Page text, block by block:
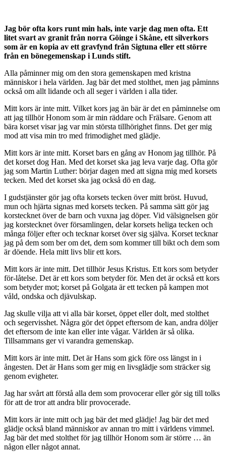
Jag bör ofta kors runt min hals, inte varje dag men ofta. Ett
litet svart av granit från norra Göinge i Skåne, ett silverkors
som är en kopia av ett gravfynd från Sigtuna eller ett större
från en bönegemenskap i Lunds stift.
Alla påminner mig om den stora gemenskapen med kristna
människor i hela världen. Jag bär det med stolthet, men jag påminns
också om allt lidande och all seger i världen i alla tider.
Mitt kors är inte mitt. Vilket kors jag än bär är det en påminnelse om
att jag tillhör Honom som är min räddare och Frälsare. Genom att
bära korset visar jag var min största tillhörighet finns. Det ger mig
mod att visa min tro med frimodighet med glädje.
Mitt kors är inte mitt. Korset bars en gång av Honom jag tillhör. På
det korset dog Han. Med det korset ska jag leva varje dag. Ofta gör
jag som Martin Luther: börjar dagen med att signa mig med korsets
tecken. Med det korset ska jag också dö en dag.
I gudstjänster gör jag ofta korsets tecken över mitt bröst. Huvud,
mun och hjärta signas med korsets tecken. På samma sätt gör jag
korstecknet över de barn och vuxna jag döper. Vid välsignelsen gör
jag korstecknet över församlingen, delar korsets heliga tecken och
många följer efter och tecknar korset över sig själva. Korset tecknar
jag på dem som ber om det, dem som kommer till bikt och dem som
är döende. Hela mitt livs blir ett kors.
Mitt kors är inte mitt. Det tillhör Jesus Kristus. Ett kors som betyder
för-låtelse. Det är ett kors som betyder för. Men det är också ett kors
som betyder mot; korset på Golgata är ett tecken på kampen mot
våld, ondska och djävulskap.
Jag skulle vilja att vi alla bär korset, öppet eller dolt, med stolthet
och segervisshet. Några gör det öppet eftersom de kan, andra döljer
det eftersom de inte kan eller inte vågar. Världen är så olika.
Tillsammans ger vi varandra gemenskap.
Mitt kors är inte mitt. Det är Hans som gick före oss längst in i
ångesten. Det är Hans som ger mig en livsglädje som sträcker sig
genom evigheter.
Jag har svårt att förstå alla dem som provocerar eller gör sig till tolks
för att de tror att andra blir provocerade.
Mitt kors är inte mitt och jag bär det med glädje! Jag bär det med
glädje också bland människor av annan tro mitt i världens vimmel.
Jag bär det med stolthet för jag tillhör Honom som är större … än
någon eller något annat.